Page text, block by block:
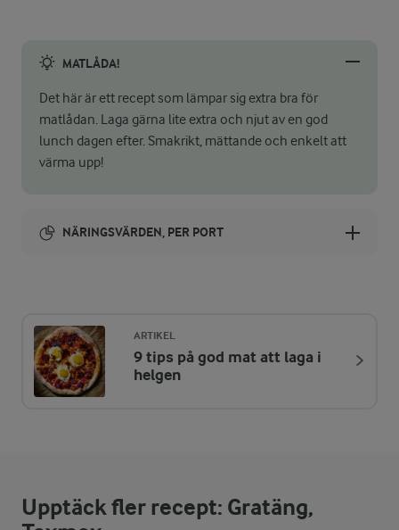
MATLÅDA!
Det här är ett recept som lämpar sig extra bra för
matlådan. Laga gärna lite extra och njut av en god
lunch dagen efter. Smakrikt, mättande och enkelt att
värma upp!
NÄRINGSVÄRDEN, PER PORT
ENERGIDISTRIBUTION %
NÄRINGSVÄRDEN PER PORT
Fett:
41 %
47,2 g
ARTIKEL
9 tips på god mat att laga i
helgen
Upptäck fler recept: Gratäng,